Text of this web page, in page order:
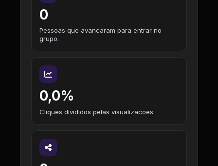
0
Pessoas que avancaram para entrar no
grupo.
0,0%
Cliques divididos pelas visualizacoes.